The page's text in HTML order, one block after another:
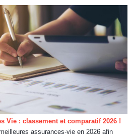
Vie : classement et comparatif 2026 !
assurances-vie en 2026 afin